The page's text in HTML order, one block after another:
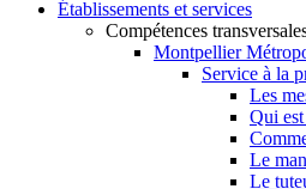
Établissements et services
Compétences
Montpellier
Service à la
Les
Qui
Le
Le